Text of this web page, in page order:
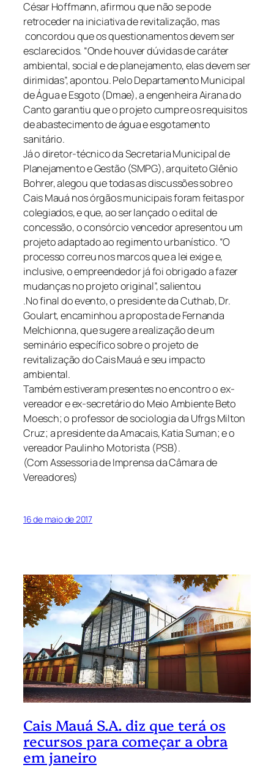
César Hoffmann, afirmou que não se pode
retroceder na iniciativa de revitalização, mas
concordou que os questionamentos devem ser
esclarecidos. “Onde houver dúvidas de caráter
ambiental, social e de planejamento, elas devem ser
dirimidas”, apontou. Pelo Departamento Municipal
de Água e Esgoto (Dmae), a engenheira Airana do
Canto garantiu que o projeto cumpre os requisitos
de abastecimento de água e esgotamento
sanitário.
Já o diretor-técnico da Secretaria Municipal de
Planejamento e Gestão (SMPG), arquiteto Glênio
Bohrer, alegou que todas as discussões sobre o
Cais Mauá nos órgãos municipais foram feitas por
colegiados, e que, ao ser lançado o edital de
concessão, o consórcio vencedor apresentou um
projeto adaptado ao regimento urbanístico. “O
processo correu nos marcos que a lei exige e,
inclusive, o empreendedor já foi obrigado a fazer
mudanças no projeto original”, salientou
.No final do evento, o presidente da Cuthab, Dr.
Goulart, encaminhou a proposta de Fernanda
Melchionna, que sugere a realização de um
seminário específico sobre o projeto de
revitalização do Cais Mauá e seu impacto
ambiental.
Também estiveram presentes no encontro o ex-
vereador e ex-secretário do Meio Ambiente Beto
Moesch; o professor de sociologia da Ufrgs Milton
Cruz; a presidente da Amacais, Katia Suman; e o
vereador Paulinho Motorista (PSB).
(Com Assessoria de Imprensa da Câmara de
Vereadores)
16 de maio de 2017
Cais Mauá S.A. diz que terá os
recursos para começar a obra
em janeiro